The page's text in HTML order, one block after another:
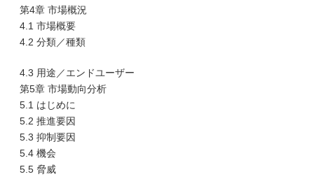
第4章 市場概況
4.1 市場概要
4.2 分類／種類
4.3 用途／エンドユーザー
第5章 市場動向分析
5.1 はじめに
5.2 推進要因
5.3 抑制要因
5.4 機会
5.5 脅威